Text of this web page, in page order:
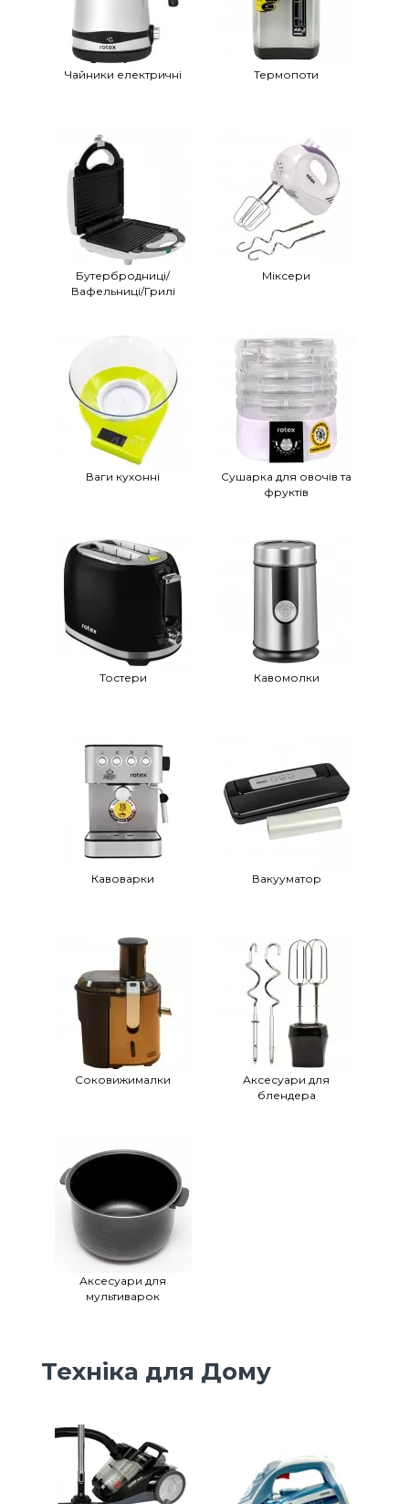
Чайники електричні Термопоти
Бутербродниці/
Вафельниці/Грилі
Міксери
Ваги кухонні
Сушарка для овочів та
фруктів
Тостери Кавомолки
Кавоварки Вакууматор
Cоковижималки
Аксесуари для
блендера
Аксесуари для
мультиварок
Техніка для Дому